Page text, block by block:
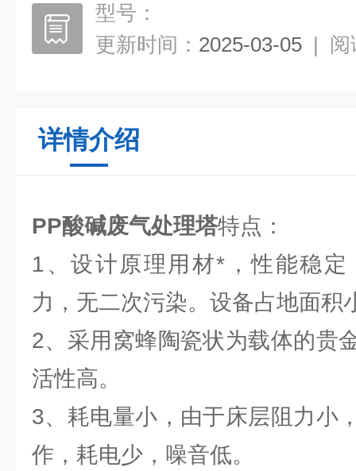
型号：
更新时间： 2025-03-05 | 阅
详情介绍
PP酸碱废气处理塔特点：
1、设计原理用材*，性能稳
力，无二次污染。设备占地面积
2、采用窝蜂陶瓷状为载体的贵
活性高。
3、耗电量小，由于床层阻力小
作，耗电少，噪音低。